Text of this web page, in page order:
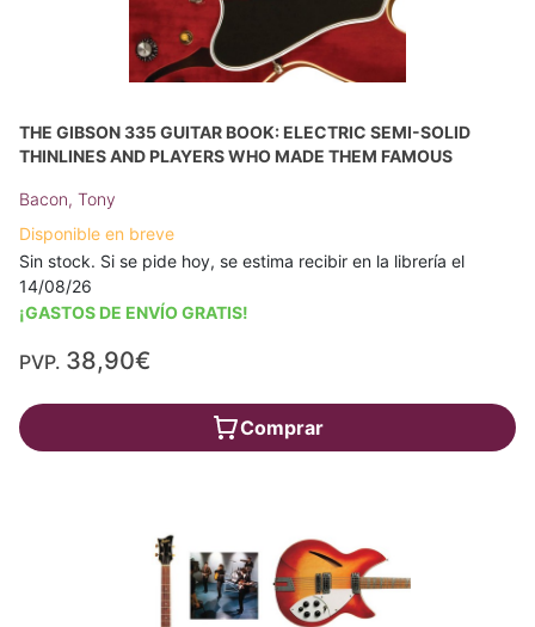
THE GIBSON 335 GUITAR BOOK: ELECTRIC SEMI-SOLID
THINLINES AND PLAYERS WHO MADE THEM FAMOUS
Bacon, Tony
Disponible en breve
Sin stock. Si se pide hoy, se estima recibir en la librería el
14/08/26
¡GASTOS DE ENVÍO GRATIS!
PVP. 38,90€
Comprar